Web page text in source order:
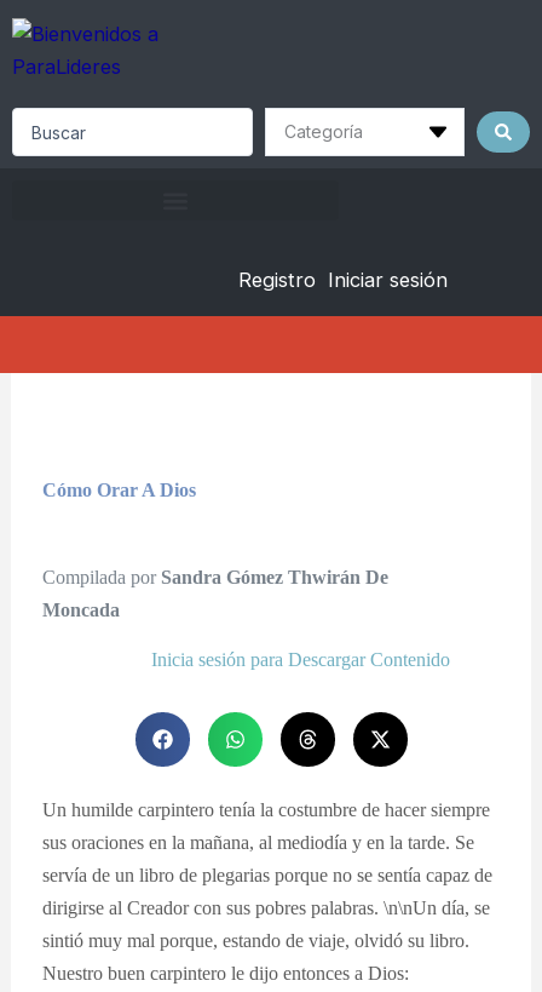
Skip
content
Registro Iniciar sesión
Cómo Orar A Dios
Compilada por Sandra Gómez Thwirán De
Moncada
Inicia sesión para Descargar Contenido
Un humilde carpintero tenía la costumbre de hacer siempre
sus oraciones en la mañana, al mediodía y en la tarde. Se
servía de un libro de plegarias porque no se sentía capaz de
dirigirse al Creador con sus pobres palabras. \n\nUn día, se
sintió muy mal porque, estando de viaje, olvidó su libro.
Nuestro buen carpintero le dijo entonces a Dios: